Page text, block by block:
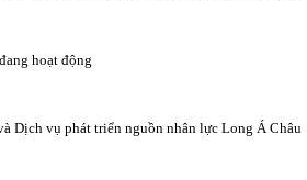
hoạt động
Dịch vụ phát triển nguồn nhân lực Long Á Châu